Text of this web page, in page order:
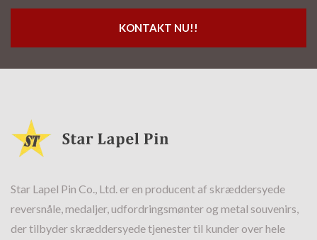
KONTAKT NU!!
Star Lapel Pin Co., Ltd. er en producent af skræddersyede
reversnåle, medaljer, udfordringsmønter og metal souvenirs,
der tilbyder skræddersyede tjenester til kunder over hele